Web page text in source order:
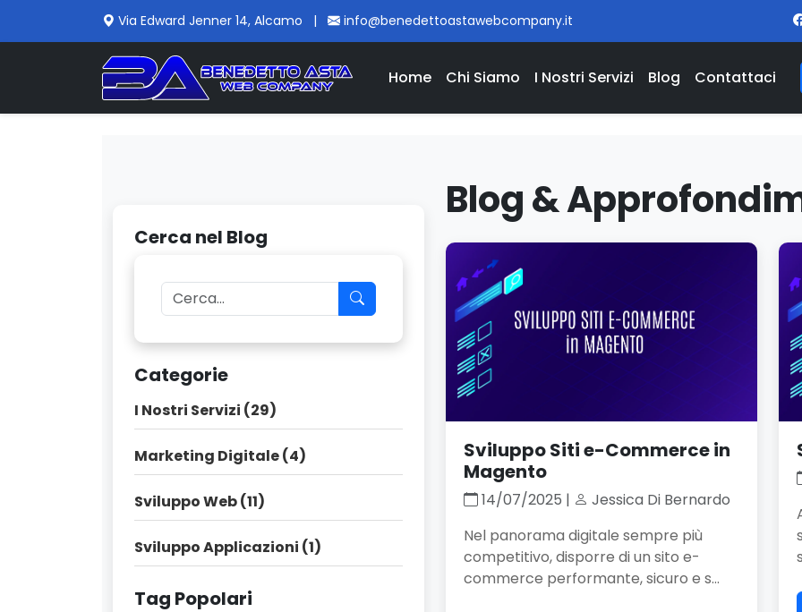
Via Edward Jenner 14, Alcamo | info@benedettoastawebcompany.it
Home Chi Siamo I Nostri Servizi Blog Contattaci
Cerca nel Blog
Categorie
I Nostri Servizi (29)
Marketing Digitale (4)
Sviluppo Web (11)
Sviluppo Applicazioni (1)
Tag Popolari
Blog &
Sviluppo Siti e-Commerce in
Magento
14/07/2025 |
Jessica Di Bernardo
Nel panorama digitale sempre più
competitivo, disporre di un sito e-
commerce performante, sicuro e s...